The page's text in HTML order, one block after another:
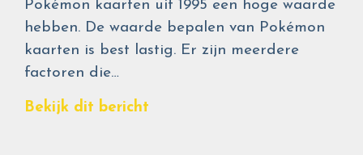
Pokémon kaarten uit 1995 een hoge waarde
hebben. De waarde bepalen van Pokémon
kaarten is best lastig. Er zijn meerdere
factoren die…
Bekijk dit bericht